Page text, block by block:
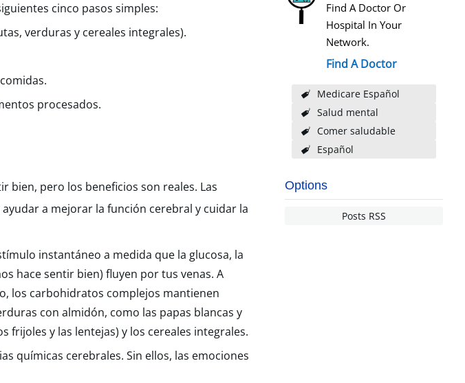
Find A Doctor Or
Hospital In Your
Network.
Find A Doctor
Medicare Español
Salud mental
Comer saludable
Español
Options
Posts RSS
cinco pasos simples:
verduras y cereales integrales).
procesados.
bien, pero los beneficios son reales. Las
a mejorar la función cerebral y cuidar la
instantáneo a medida que la glucosa, la
hace sentir bien) fluyen por tus venas. A
los carbohidratos complejos mantienen
con almidón, como las papas blancas y
frijoles y las lentejas) y los cereales integrales.
químicas cerebrales. Sin ellos, las emociones